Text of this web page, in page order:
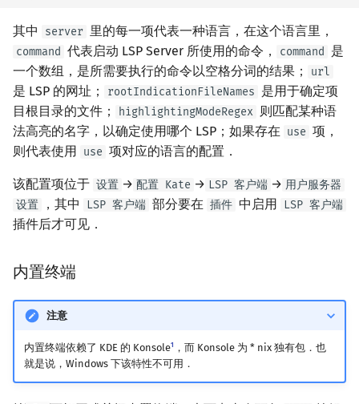
其中 server 里的每一项代表一种语言，在这个语言里，
command 代表启动 LSP Server 所使用的命令， command
是
一个数组，是所需要执行的命令以空格分词的结果；
url
是 LSP 的网址； rootIndicationFileNames 是用于确定项
目根目录的文件；
highlightingModeRegex 则匹配某种语
法高亮的名字，以确定使用哪个 LSP；如果存在 use 项，
则代表使用 use 项对应的语言的配置．
该配置项位于 设置 → 配置 Kate → LSP 客户端 → 用户服务器
设置
，其中 LSP 客户端 部分要在 插件 中启用 LSP 客户端
插件后才可见．
内置终端
注意
内置终端依赖了 KDE 的 Konsole1
，而 Konsole 为 * nix 独有包．也
就是说，Windows 下该特性不可用．